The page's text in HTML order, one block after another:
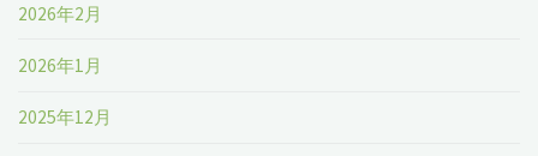
2026年2月
2026年1月
2025年12月